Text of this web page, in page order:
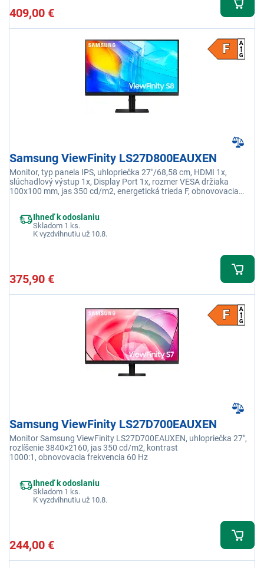
409,00 €
Samsung ViewFinity LS27D800EAUXEN
Monitor, typ panela IPS, uhlopriečka 27"/68,58 cm, HDMI 1x,
slúchadlový výstup 1x, Display Port 1x, rozmer VESA držiaka
100x100 mm, jas 350 cd/m2, energetická trieda F, obnovovacia
Ihneď k odoslaniu
Skladom 1 ks.
K vyzdvihnutiu už 10.8.
375,90 €
Samsung ViewFinity LS27D700EAUXEN
Monitor Samsung ViewFinity LS27D700EAUXEN, uhlopriečka 27",
rozlíšenie 3840×2160, jas 350 cd/m2, kontrast
1000:1, obnovovacia frekvencia 60 Hz
Ihneď k odoslaniu
Skladom 1 ks.
K vyzdvihnutiu už 10.8.
244,00 €